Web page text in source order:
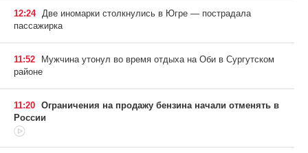
12:24
Две иномарки столкнулись в Югре — пострадала
пассажирка
11:52
Мужчина утонул во время отдыха на Оби в Сургутском
районе
11:20 Ограничения на продажу бензина начали отменять в
России